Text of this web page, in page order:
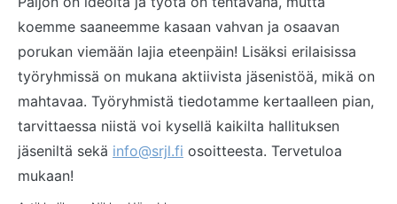
koemme saaneemme kasaan vahvan ja osaavan
porukan viemään lajia eteenpäin! Lisäksi erilaisissa
työryhmissä on mukana aktiivista jäsenistöä, mikä on
mahtavaa. Työryhmistä tiedotamme kertaalleen pian,
tarvittaessa niistä voi kysellä kaikilta hallituksen
jäseniltä sekä info@srjl.fi osoitteesta. Tervetuloa
mukaan!